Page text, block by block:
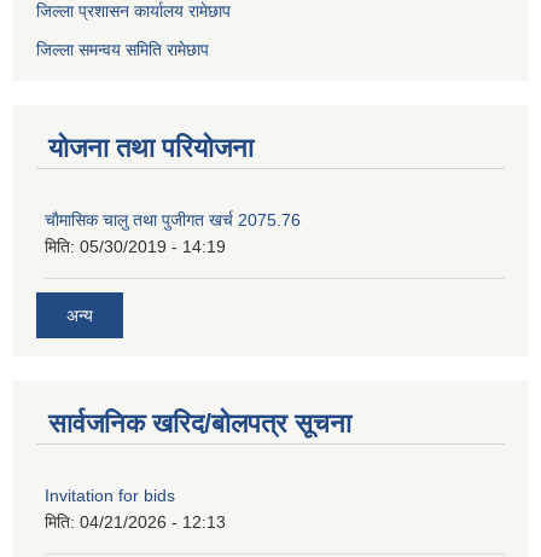
जिल्ला प्रशासन कार्यालय रामेछाप
जिल्ला समन्वय समिति रामेछाप
योजना तथा परियोजना
चाैमासिक चालु तथा पुजीगत खर्च 2075.76
मिति: 05/30/2019 - 14:19
अन्य
सार्वजनिक खरिद/बोलपत्र सूचना
Invitation for bids
मिति: 04/21/2026 - 12:13